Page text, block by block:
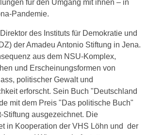
für den Umgang mit ihnen – in
Pandemie.
des Instituts für Demokratie und
der Amadeu Antonio Stiftung in Jena.
aus dem NSU-Komplex,
und Erscheinungsformen von
politischer Gewalt und
erforscht. Sein Buch "Deutschland
mit dem Preis "Das politische Buch"
Stiftung ausgezeichnet. Die
in Kooperation der VHS Löhn und der